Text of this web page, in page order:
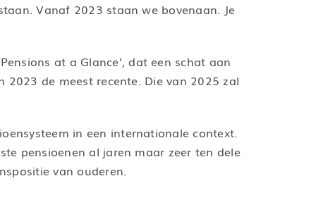
Vanaf 2023 staan we bovenaan. Je
at a Glance’, dat een schat aan
de meest recente. Die van 2025 zal
in een internationale context.
pensioenen al jaren maar zeer ten dele
van ouderen.